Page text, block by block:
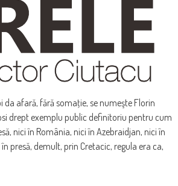
da afară, fără somaţie, se numeşte Florin
drept exemplu public definitoriu pentru cum
nici în România, nici în Azebraidjan, nici în
presă, demult, prin Cretacic, regula era ca,